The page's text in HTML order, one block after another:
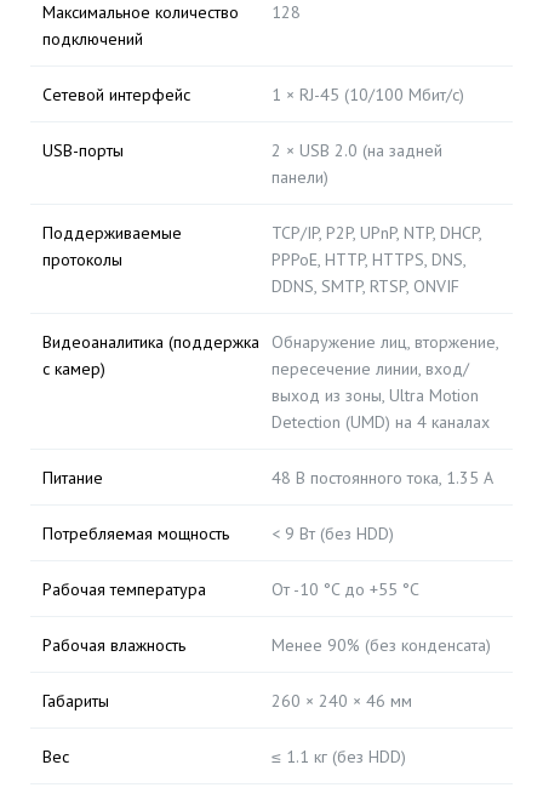
Максимальное количество
подключений
128
Сетевой интерфейс 1 × RJ-45 (10/100 Мбит/с)
USB-порты
2 × USB 2.0 (на задней
панели)
Поддерживаемые
протоколы
TCP/IP, P2P, UPnP, NTP, DHCP,
PPPoE, HTTP, HTTPS, DNS,
DDNS, SMTP, RTSP, ONVIF
Видеоаналитика (поддержка
с камер)
Обнаружение лиц, вторжение,
пересечение линии, вход/
выход из зоны, Ultra Motion
Detection (UMD) на 4 каналах
Питание 48 В постоянного тока, 1.35 А
Потребляемая мощность < 9 Вт (без HDD)
Рабочая температура От -10 °C до +55 °C
Рабочая влажность Менее 90% (без конденсата)
Габариты 260 × 240 × 46 мм
Вес ≤ 1.1 кг (без HDD)